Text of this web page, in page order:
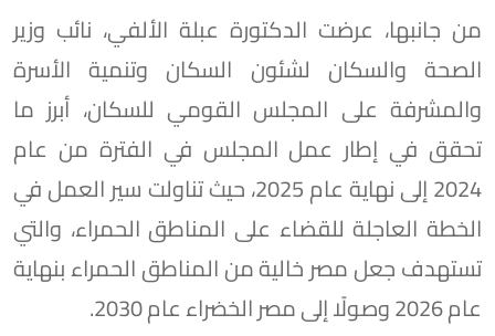
من جانبها، عرضت الدكتورة عبلة الألفي، نائب وزير
الصحة والسكان لشئون السكان وتنمية الأسرة
والمشرفة على المجلس القومي للسكان، أبرز ما
تحقق في إطار عمل المجلس في الفترة من عام
2024 إلى نهاية عام 2025، حيث تناولت سير العمل في
الخطة العاجلة للقضاء على المناطق الحمراء، والتي
تستهدف جعل مصر خالية من المناطق الحمراء بنهاية
عام 2026 وصولًا إلى مصر الخضراء عام 2030.